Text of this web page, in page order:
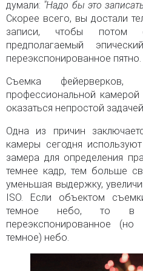
думали: "Надо бы это
Скорее всего, вы достали
записи, чтобы потом
предполагаемый
переэкспонированное пятно.
Съемка
профессиональной
оказаться непростой
Одна из причин
камеры сегодня
замера для определения
темнее кадр, тем больше
уменьшая выдержку,
ISO. Если объектом
темное небо, то в
переэкспонированное
темное) небо.